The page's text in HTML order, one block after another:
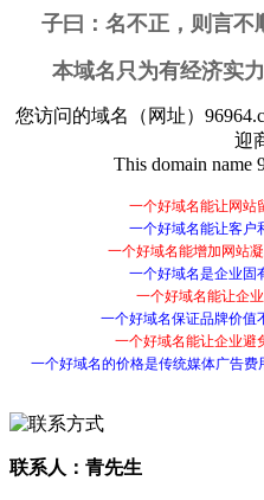
子曰： 名不正，则言不
本域名只为有经济实
您访问的域名（网址）
迎
This domain name
一个好域名能让网站
一个好域名能让客户
一个好域名能增加网站
一个好域名是企业固
一个好域名能让企业
一个好域名保证品牌价值
一个好域名能让企业避
一个好域名的价格是传统媒体广告费
联系人：青先生